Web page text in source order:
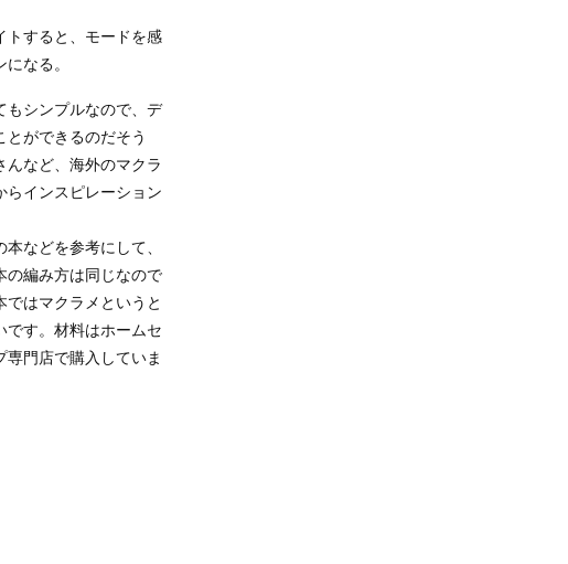
トすると、モードを感
なる。
もシンプルなので、デ
ができるのだそう
んなど、海外のマクラ
らインスピレーション
本などを参考にして、
の編み方は同じなので
はマクラメというと
です。材料はホームセ
専門店で購入していま